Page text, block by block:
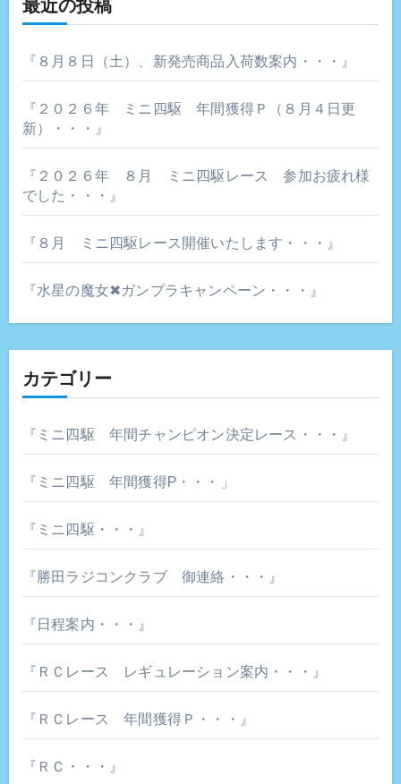
シ
ョ
ン
最近の投稿
『８月８日（土）、新発売商品入荷数案内・・・』
『２０２６年 ミニ四駆 年間獲得Ｐ（８月４日更
新）・・・』
『２０２６年 ８月 ミニ四駆レース 参加お疲れ様
でした・・・』
『８月 ミニ四駆レース開催いたします・・・』
『水星の魔女✖ガンプラキャンペーン・・・』
カテゴリー
『ミニ四駆 年間チャンピオン決定レース・・・』
『ミニ四駆 年間獲得P・・・」
『ミニ四駆・・・』
『勝田ラジコンクラブ 御連絡・・・』
『日程案内・・・』
『ＲＣレース レギュレーション案内・・・』
『ＲＣレース 年間獲得Ｐ・・・』
『ＲＣ・・・』